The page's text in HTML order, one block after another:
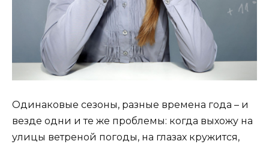
Одинаковые сезоны, разные времена года – и
везде одни и те же проблемы: когда выхожу на
улицы ветреной погоды, на глазах кружится,